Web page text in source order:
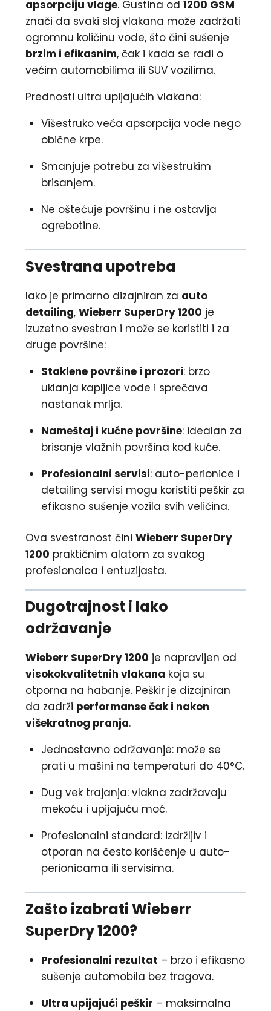
apsorpciju vlage. Gustina od 1200 GSM
znači da svaki sloj vlakana može zadržati
ogromnu količinu vode, što čini sušenje
brzim i efikasnim, čak i kada se radi o
većim automobilima ili SUV vozilima.
Prednosti ultra upijajućih vlakana:
Višestruko veća apsorpcija vode nego
obične krpe.
Smanjuje potrebu za višestrukim
brisanjem.
Ne oštećuje površinu i ne ostavlja
ogrebotine.
Svestrana upotreba
Iako je primarno dizajniran za auto
detailing, Wieberr SuperDry 1200 je
izuzetno svestran i može se koristiti i za
druge površine:
Staklene površine i prozori: brzo
uklanja kapljice vode i sprečava
nastanak mrlja.
Nameštaj i kućne površine: idealan za
brisanje vlažnih površina kod kuće.
Profesionalni servisi: auto-perionice i
detailing servisi mogu koristiti peškir za
efikasno sušenje vozila svih veličina.
Ova svestranost čini Wieberr SuperDry
1200 praktičnim alatom za svakog
profesionalca i entuzijasta.
Dugotrajnost i lako
održavanje
Wieberr SuperDry 1200 je napravljen od
visokokvalitetnih vlakana koja su
otporna na habanje. Peškir je dizajniran
da zadrži performanse čak i nakon
višekratnog pranja.
Jednostavno održavanje: može se
prati u mašini na temperaturi do 40°C.
Dug vek trajanja: vlakna zadržavaju
mekoću i upijajuću moć.
Profesionalni standard: izdržljiv i
otporan na često korišćenje u auto-
perionicama ili servisima.
Zašto izabrati Wieberr
SuperDry 1200?
Profesionalni rezultat – brzo i efikasno
sušenje automobila bez tragova.
Ultra upijajući peškir – maksimalna